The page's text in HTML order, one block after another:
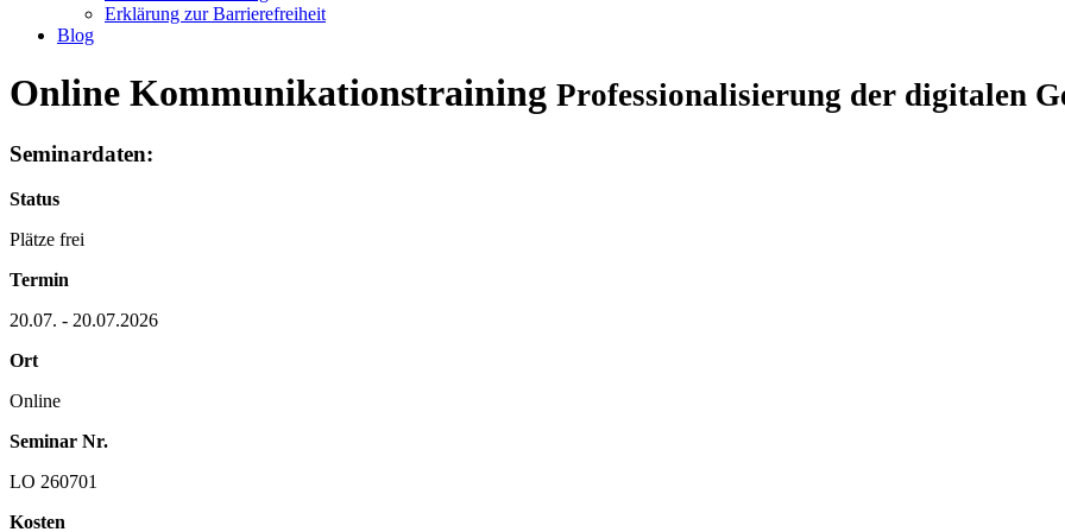
Erklärung zur Barrierefreiheit
Blog
Online Kommunikationstraining Professionalisierung der digitalen
Seminardaten:
Status
Plätze frei
Termin
20.07. - 20.07.2026
Ort
Online
Seminar Nr.
LO 260701
Kosten